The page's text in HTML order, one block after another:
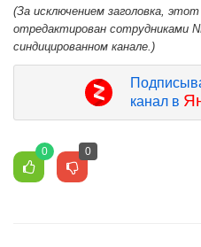
(За исключением заголовка,
отредактирован сотрудниками
синдицированном канале.)
канал в
0 0